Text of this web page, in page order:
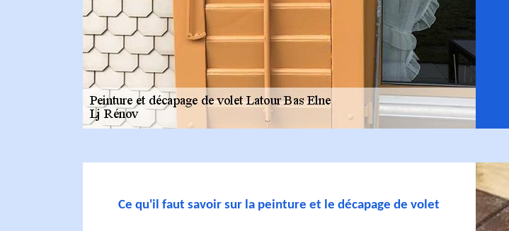
Ce qu'il faut savoir sur la peinture et le décapage de volet